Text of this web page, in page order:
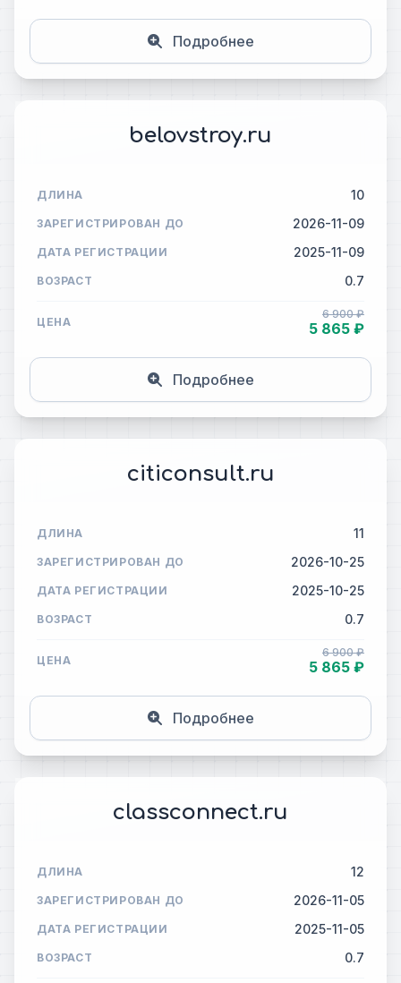
Подробнее
belovstroy.ru
ДЛИНА 10
ЗАРЕГИСТРИРОВАН ДО 2026-11-09
ДАТА РЕГИСТРАЦИИ 2025-11-09
ВОЗРАСТ 0.7
ЦЕНА
6 900 ₽
5 865 ₽
Подробнее
citiconsult.ru
ДЛИНА 11
ЗАРЕГИСТРИРОВАН ДО 2026-10-25
ДАТА РЕГИСТРАЦИИ 2025-10-25
ВОЗРАСТ 0.7
ЦЕНА
6 900 ₽
5 865 ₽
Подробнее
classconnect.ru
ДЛИНА 12
ЗАРЕГИСТРИРОВАН ДО 2026-11-05
ДАТА РЕГИСТРАЦИИ 2025-11-05
ВОЗРАСТ 0.7